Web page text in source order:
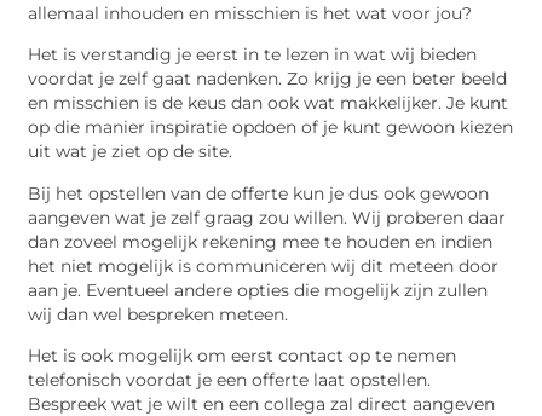
allemaal inhouden en misschien is het wat voor jou?
Het is verstandig je eerst in te lezen in wat wij bieden
voordat je zelf gaat nadenken. Zo krijg je een beter beeld
en misschien is de keus dan ook wat makkelijker. Je kunt
op die manier inspiratie opdoen of je kunt gewoon kiezen
uit wat je ziet op de site.
Bij het opstellen van de offerte kun je dus ook gewoon
aangeven wat je zelf graag zou willen. Wij proberen daar
dan zoveel mogelijk rekening mee te houden en indien
het niet mogelijk is communiceren wij dit meteen door
aan je. Eventueel andere opties die mogelijk zijn zullen
wij dan wel bespreken meteen.
Het is ook mogelijk om eerst contact op te nemen
telefonisch voordat je een offerte laat opstellen.
Bespreek wat je wilt en een collega zal direct aangeven